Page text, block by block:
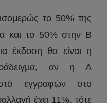
ισομερώς το 50% της
και το 50% στην Β
έκδοση θα είναι η
αν η Α
εγγραφών στο
έχει 11%, τότε